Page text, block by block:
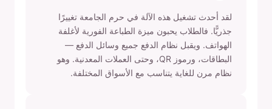
لقد أحدث تشغيل هذه الآلة في حرم الجامعة تغييرًا
جذريًّا. فالطلاب يحبون ميزة الطباعة الفورية لأغلفة
الهواتف. ويقبل نظام الدفع جميع وسائل الدفع —
البطاقات، ورموز QR، وحتى العملات المعدنية. وهو
نظام مرن للغاية يتناسب مع الأسواق المختلفة.